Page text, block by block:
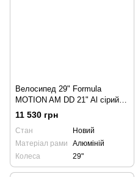
Велосипед 29" Formula
MOTION AM DD 21" Al сірий
2022
11 530 грн
Стан
Новий
Матеріал рами
Алюміній
Колеса
29"